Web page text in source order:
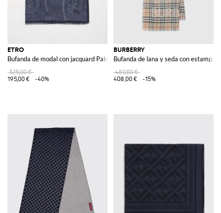
ETRO
Bufanda de modal con jacquard Paisley
325,00 €
195,00 €
-40%
BURBERRY
Bufanda de lana y seda con
480,00 €
408,00 €
-15%